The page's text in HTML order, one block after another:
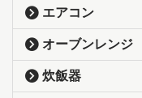
エアコン
オーブンレンジ
炊飯器